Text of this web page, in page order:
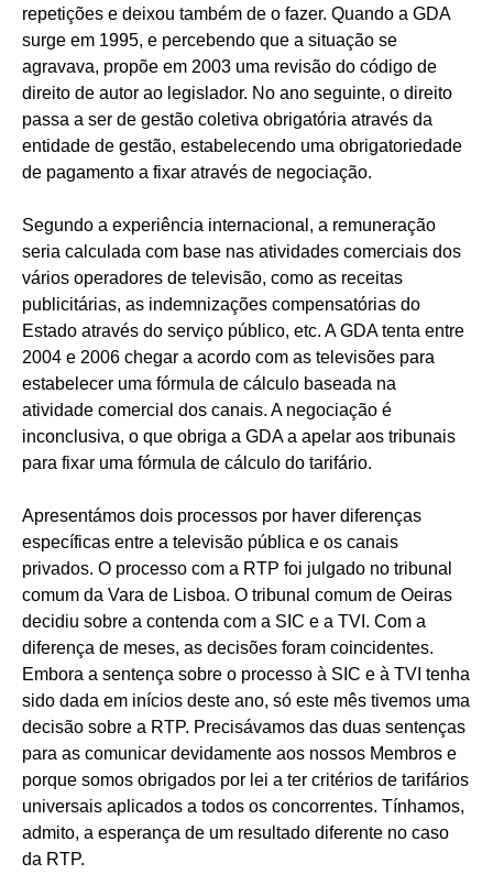
repetições e deixou também de o fazer. Quando a GDA
surge em 1995, e percebendo que a situação se
agravava, propõe em 2003 uma revisão do código de
direito de autor ao legislador. No ano seguinte, o direito
passa a ser de gestão coletiva obrigatória através da
entidade de gestão, estabelecendo uma obrigatoriedade
de pagamento a fixar através de negociação.
Segundo a experiência internacional, a remuneração
seria calculada com base nas atividades comerciais dos
vários operadores de televisão, como as receitas
publicitárias, as indemnizações compensatórias do
Estado através do serviço público, etc. A GDA tenta entre
2004 e 2006 chegar a acordo com as televisões para
estabelecer uma fórmula de cálculo baseada na
atividade comercial dos canais. A negociação é
inconclusiva, o que obriga a GDA a apelar aos tribunais
para fixar uma fórmula de cálculo do tarifário.
Apresentámos dois processos por haver diferenças
específicas entre a televisão pública e os canais
privados. O processo com a RTP foi julgado no tribunal
comum da Vara de Lisboa. O tribunal comum de Oeiras
decidiu sobre a contenda com a SIC e a TVI. Com a
diferença de meses, as decisões foram coincidentes.
Embora a sentença sobre o processo à SIC e à TVI tenha
sido dada em inícios deste ano, só este mês tivemos uma
decisão sobre a RTP. Precisávamos das duas sentenças
para as comunicar devidamente aos nossos Membros e
porque somos obrigados por lei a ter critérios de tarifários
universais aplicados a todos os concorrentes. Tínhamos,
admito, a esperança de um resultado diferente no caso
da RTP.